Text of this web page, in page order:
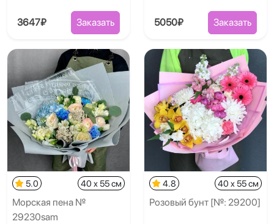
3647₽ Заказать 5050₽ Заказать
5.0 40 x 55 см
Морская пена №
29230sam
4.8 40 x 55 см
Розовый бунт [№: 29200]